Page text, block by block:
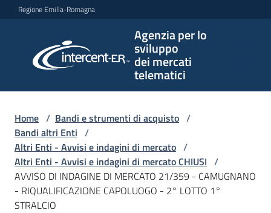
Vai al contenuto
Vai alla navigazione
Vai al footer
Regione Emilia-Romagna
Agenzia per lo
sviluppo
dei mercati
telematici
per lo
sviluppo
telematici
L'Agenzia
Home / Bandi e strumenti di acquisto /
Bandi altri Enti /
Altri Enti - Avvisi e indagini di mercato /
Altri Enti - Avvisi e indagini di mercato CHIUSI /
AVVISO DI INDAGINE DI MERCATO 21/359 - CAMUGNANO
- RIQUALIFICAZIONE CAPOLUOGO - 2° LOTTO 1°
STRALCIO